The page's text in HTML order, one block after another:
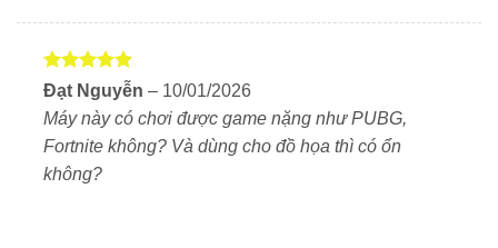
ổn định lâu dài.
📌 Ưu điểm nổi bật của Legion R7000P
2025
✅ Hiệu năng mạnh mẽ: Ryzen 9 + RTX 5060
Được xếp
hạng
55
sao
Đạt Nguyễn – 10/01/2026
Máy này có chơi được game nặng như PUBG,
Fortnite không? Và dùng cho đồ họa thì có ổn
không?